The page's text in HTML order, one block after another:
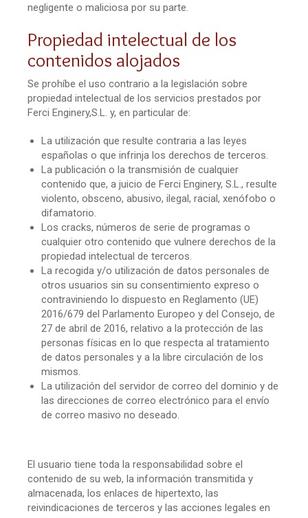
negligente o maliciosa por su parte.
Propiedad intelectual de los
contenidos alojados
Se prohíbe el uso contrario a la legislación sobre
propiedad intelectual de los servicios prestados por
Ferci Enginery,S.L. y, en particular de:
La utilización que resulte contraria a las leyes
españolas o que infrinja los derechos de terceros.
La publicación o la transmisión de cualquier
contenido que, a juicio de Ferci Enginery, S.L., resulte
violento, obsceno, abusivo, ilegal, racial, xenófobo o
difamatorio.
Los cracks, números de serie de programas o
cualquier otro contenido que vulnere derechos de la
propiedad intelectual de terceros.
La recogida y/o utilización de datos personales de
otros usuarios sin su consentimiento expreso o
contraviniendo lo dispuesto en Reglamento (UE)
2016/679 del Parlamento Europeo y del Consejo, de
27 de abril de 2016, relativo a la protección de las
personas físicas en lo que respecta al tratamiento
de datos personales y a la libre circulación de los
mismos.
La utilización del servidor de correo del dominio y de
las direcciones de correo electrónico para el envío
de correo masivo no deseado.
El usuario tiene toda la responsabilidad sobre el
contenido de su web, la información transmitida y
almacenada, los enlaces de hipertexto, las
reivindicaciones de terceros y las acciones legales en